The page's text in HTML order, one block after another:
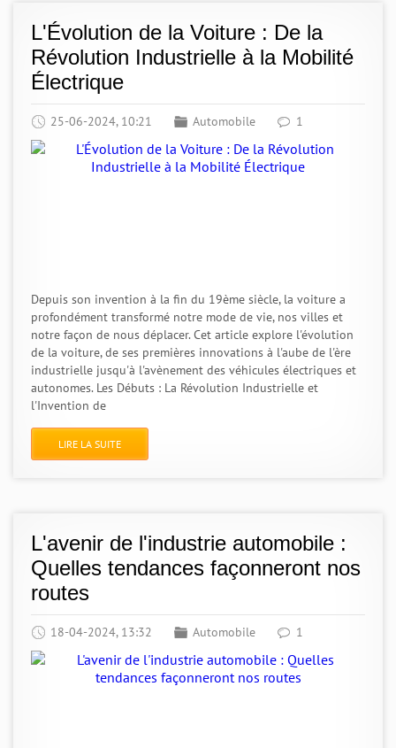
L'Évolution de la Voiture : De la
Révolution Industrielle à la Mobilité
Électrique
25-06-2024, 10:21 Automobile 1
Depuis son invention à la fin du 19ème siècle, la voiture a
profondément transformé notre mode de vie, nos villes et
notre façon de nous déplacer. Cet article explore l'évolution
de la voiture, de ses premières innovations à l'aube de l'ère
industrielle jusqu'à l'avènement des véhicules électriques et
autonomes. Les Débuts : La Révolution Industrielle et
l'Invention de
LIRE LA SUITE
L'avenir de l'industrie automobile :
Quelles tendances façonneront nos
routes
18-04-2024, 13:32 Automobile 1